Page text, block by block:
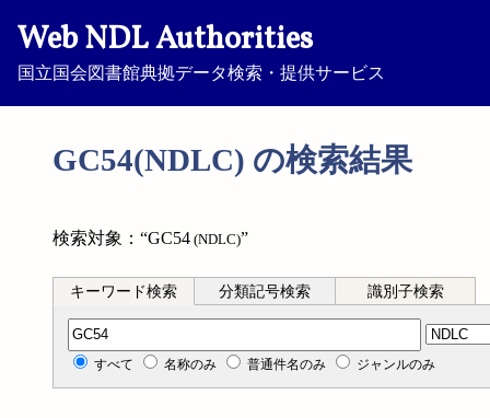
Web NDL Authorities
国立国会図書館典拠データ検索・提供サービス
GC54(NDLC) の検索結果
検索対象：“GC54 (NDLC)”
キーワード検索 分類記号検索 識別子検索
分類記号検索
すべて 名称のみ 普通件名のみ ジャンルのみ